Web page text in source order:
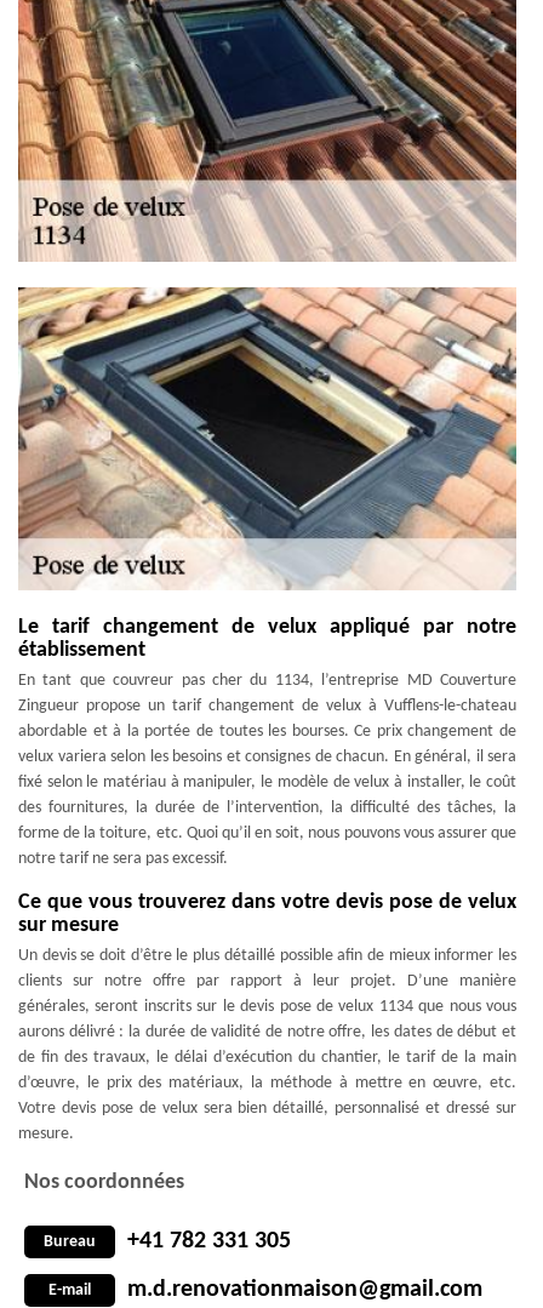
Le tarif changement de velux appliqué par notre
établissement
En tant que couvreur pas cher du 1134, l’entreprise MD Couverture
Zingueur propose un tarif changement de velux à Vufflens-le-chateau
abordable et à la portée de toutes les bourses. Ce prix changement de
velux variera selon les besoins et consignes de chacun. En général, il sera
fixé selon le matériau à manipuler, le modèle de velux à installer, le coût
des fournitures, la durée de l’intervention, la difficulté des tâches, la
forme de la toiture, etc. Quoi qu’il en soit, nous pouvons vous assurer que
notre tarif ne sera pas excessif.
Ce que vous trouverez dans votre devis pose de velux
sur mesure
Un devis se doit d’être le plus détaillé possible afin de mieux informer les
clients sur notre offre par rapport à leur projet. D’une manière
générales, seront inscrits sur le devis pose de velux 1134 que nous vous
aurons délivré : la durée de validité de notre offre, les dates de début et
de fin des travaux, le délai d’exécution du chantier, le tarif de la main
d’œuvre, le prix des matériaux, la méthode à mettre en œuvre, etc.
Votre devis pose de velux sera bien détaillé, personnalisé et dressé sur
mesure.
Nos coordonnées
Bureau +41 782 331 305
E-mail m.d.renovationmaison@gmail.com